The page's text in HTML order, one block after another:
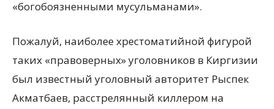
«богобоязненными мусульманами».
Пожалуй, наиболее хрестоматийной фигурой
таких «правоверных» уголовников в Киргизии
был известный уголовный авторитет Рыспек
Акматбаев, расстрелянный киллером на